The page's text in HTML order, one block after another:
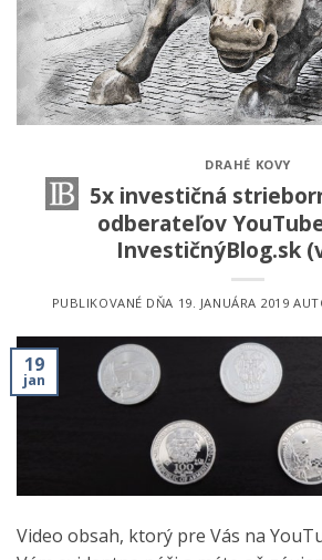
DRAHÉ KOVY
5x investičná
odberateľov
InvestičnýBlog.sk
PUBLIKOVANÉ DŇA 19. JANUÁRA 2019
19
jan
Video obsah, ktorý pre Vás na